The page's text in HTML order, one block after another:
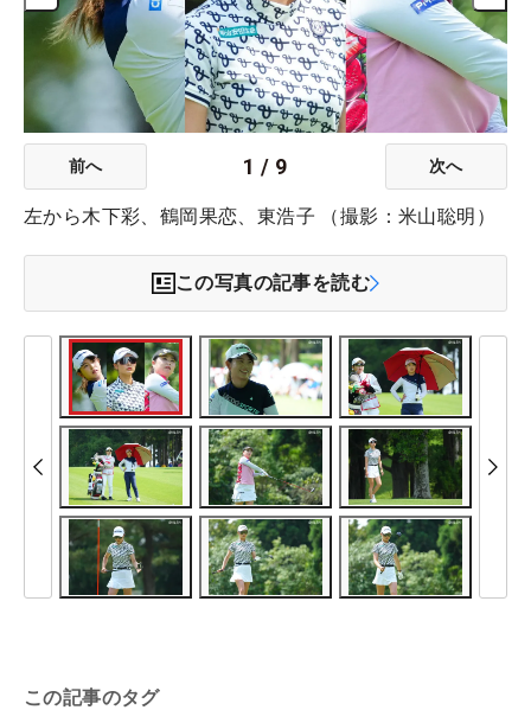
前へ 1 / 9 次へ
左から木下彩、鶴岡果恋、東浩子 （撮影：米山聡明）
この写真の記事を読む
この記事のタグ